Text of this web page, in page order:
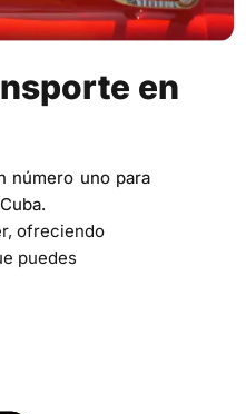
en
número uno para
ofreciendo
puedes